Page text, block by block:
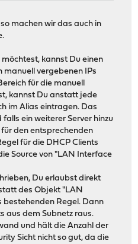
machen wir das auch in
kannst Du einen
manuell vergebenen IPs
für die manuell
kannst Du anstatt jede
im Alias eintragen. Das
ein weiterer Server hinzu
den entsprechenden
für die DHCP Clients
Source von "LAN Interface
Du erlaubst direkt
des Objekt "LAN
bestehenden Regel. Dann
aus dem Subnetz raus.
und hält die Anzahl der
Sicht nicht so gut, da die